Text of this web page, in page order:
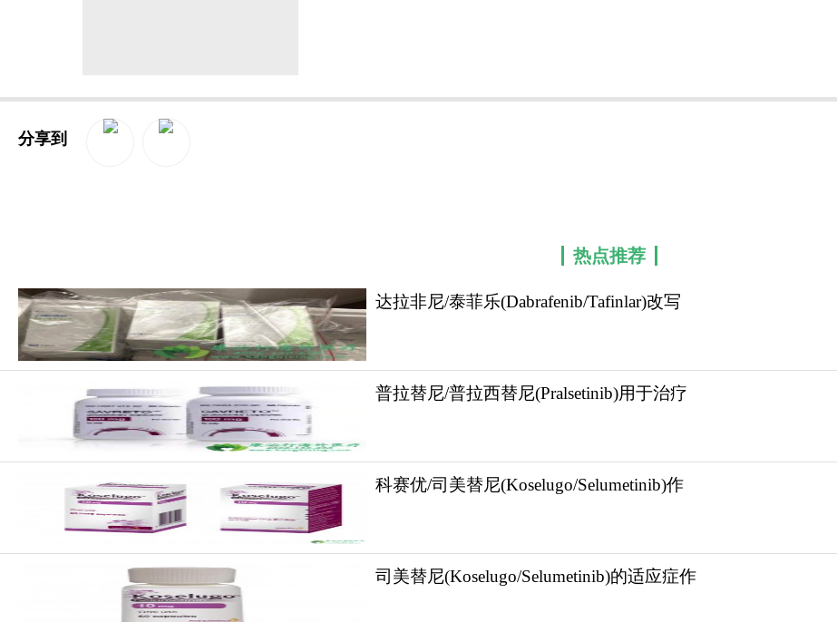
殖、侵袭与转移，广泛存在于黑色素瘤、非小细胞肺癌、甲状腺未分化癌等恶性肿瘤中。过去，单纯依靠化
强烈；即便使用单靶点BRAF抑制剂，也极易出现通路反馈激活，短期内产生耐药，患者治疗陷入瓶颈。
达拉非尼（Dabrafenib）的上市彻底改写了BRAF突变肿瘤的治疗格局。作为高选择性BRAF激酶抑制
获益，达拉非尼被国内外多部权威诊疗指南列为BRAF V600突变阳性肿瘤的一线优先推荐药物。MAPK信号
路，而BRAF基因突变是该通路异常激活的核心诱因。达拉非尼属于强效选择性BRAF丝氨酸/苏氨酸激酶抑
分享到
热点推荐
达拉非尼/泰菲乐(Dabrafenib/Tafinlar)改写
普拉替尼/普拉西替尼(Pralsetinib)用于治疗
科赛优/司美替尼(Koselugo/Selumetinib)作
司美替尼(Koselugo/Selumetinib)的适应症作